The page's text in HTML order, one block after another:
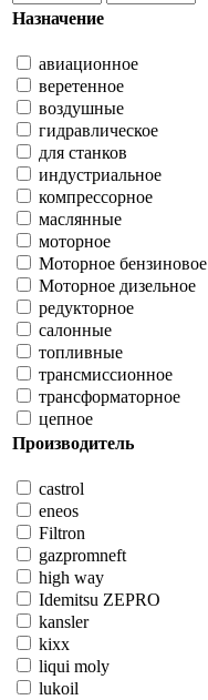
Назначение
авиационное
веретенное
воздушные
гидравлическое
для станков
индустриальное
компрессорное
маслянные
моторное
Моторное бензиновое
Моторное дизельное
редукторное
салонные
топливные
трансмиссионное
трансформаторное
цепное
Производитель
castrol
eneos
Filtron
gazpromneft
high way
Idemitsu ZEPRO
kansler
kixx
liqui moly
lukoil